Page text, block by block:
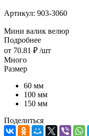
Артикул: 903-3060
Мини валик велюр
Подробнее
от 70.81 ₽ /шт
Много
Размер
60 мм
100 мм
150 мм
Поделиться